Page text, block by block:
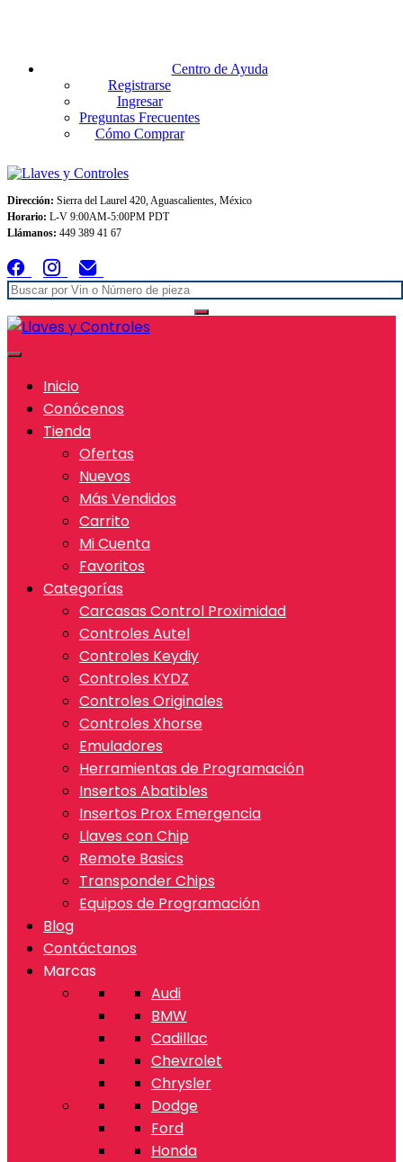
Centro de Ayuda
Registrarse
Ingresar
Preguntas Frecuentes
Cómo Comprar
Dirección: Sierra del Laurel 420, Aguascalientes, México
Horario: L-V 9:00AM-5:00PM PDT
Llámanos: 449 389 41 67
Inicio
Conócenos
Tienda
Ofertas
Nuevos
Más Vendidos
Carrito
Mi Cuenta
Favoritos
Categorías
Carcasas Control Proximidad
Controles Autel
Controles Keydiy
Controles KYDZ
Controles Originales
Controles Xhorse
Emuladores
Herramientas de Programación
Insertos Abatibles
Insertos Prox Emergencia
Llaves con Chip
Remote Basics
Transponder Chips
Equipos de Programación
Blog
Contáctanos
Marcas
Audi
BMW
Cadillac
Chevrolet
Chrysler
Dodge
Ford
Honda